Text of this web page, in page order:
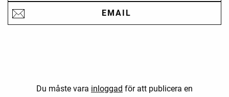
EMAIL
Du måste vara inloggad för att publicera en